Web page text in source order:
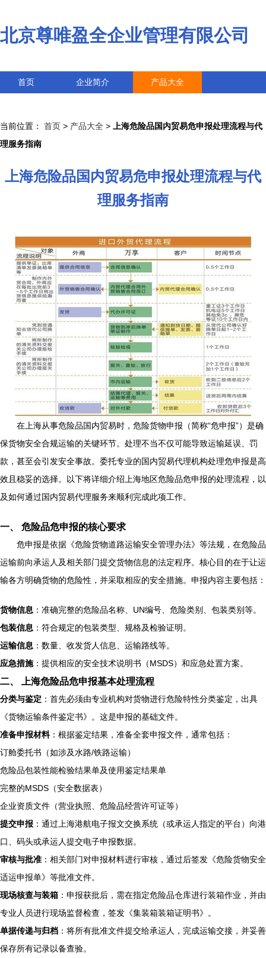
北京尊唯盈全企业管理有限公司
首页 企业简介 产品大全
当前位置： 首页 > 产品大全 >
上海危险品国内贸易危申报处理流程与代
理服务指南
上海危险品国内贸易危申报处理流程与代
理服务指南
在上海从事危险品国内贸易时，危险货物申报（简称“危申报”）是确
保货物安全合规运输的关键环节。处理不当不仅可能导致运输延误、罚
款，甚至会引发安全事故。委托专业的国内贸易代理机构处理危申报是高
效且稳妥的选择。以下将详细介绍上海地区危险品危申报的处理流程，以
及如何通过国内贸易代理服务来顺利完成此项工作。
一、 危险品危申报的核心要求
危申报是依据《危险货物道路运输安全管理办法》等法规，在危险品
运输前向承运人及相关部门提交货物信息的法定程序。核心目的在于让运
输各方明确货物的危险性，并采取相应的安全措施。申报内容主要包括：
货物信息 ：准确完整的危险品名称、UN编号、危险类别、包装类别等。
包装信息 ：符合规定的包装类型、规格及检验证明。
运输信息 ：数量、收发货人信息、运输路线等。
应急措施：提供相应的安全技术说明书（MSDS）和应急处置方案。
二、 上海危险品危申报基本处理流程
分类与鉴定 ：首先必须由专业机构对货物进行危险特性分类鉴定，出具
《货物运输条件鉴定书》。这是申报的基础文件。
准备申报材料：根据鉴定结果，准备全套申报文件，通常包括：
订舱委托书（如涉及水路/铁路运输）
危险品包装性能检验结果单及使用鉴定结果单
完整的MSDS（安全数据表）
企业资质文件（营业执照、危险品经营许可证等）
提交申报 ：通过上海港航电子报文交换系统（或承运人指定的平台）向港
口、码头或承运人提交电子申报数据。
审核与批准 ：相关部门对申报材料进行审核，通过后签发《危险货物安全
适运申报单》等批准文件。
现场核查与装箱 ：申报获批后，需在指定危险品仓库进行装箱作业，并由
专业人员进行现场监督检查，签发《集装箱装箱证明书》。
单据传递与归档 ：将所有批准文件提交给承运人，完成运输交接，并妥善
保存所有记录以备查验。